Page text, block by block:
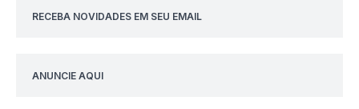
RECEBA NOVIDADES EM SEU EMAIL
ANUNCIE AQUI